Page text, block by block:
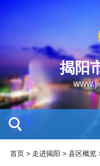
揭阳
首页 > 走进揭阳 > 县区概览